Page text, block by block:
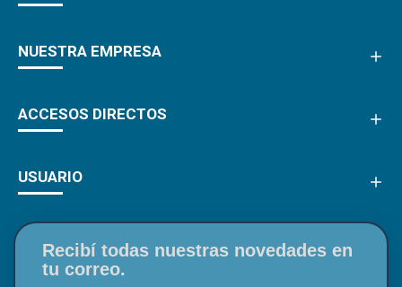
NUESTRA EMPRESA
ACCESOS DIRECTOS
USUARIO
Recibí todas nuestras novedades en
tu correo.